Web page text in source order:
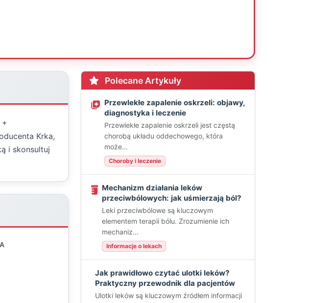
Krka,
i skonsultuj
Polecane Artykuły
Przewlekłe zapalenie oskrzeli: objawy,
diagnostyka i leczenie
Przewlekłe zapalenie oskrzeli jest częstą
chorobą układu oddechowego, która
może...
Choroby i leczenie
Mechanizm działania leków
przeciwbólowych: jak uśmierzają ból?
Leki przeciwbólowe są kluczowym
elementem terapii bólu. Zrozumienie ich
mechaniz...
Informacje o lekach
Jak prawidłowo czytać ulotki leków?
Praktyczny przewodnik dla pacjentów
Ulotki leków są kluczowym źródłem informacji